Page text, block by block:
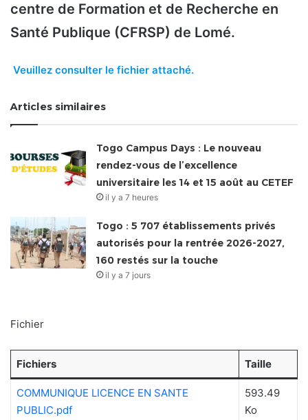
centre de Formation et de Recherche en
Santé Publique (CFRSP) de Lomé.
Veuillez consulter le fichier attaché.
Articles similaires
Togo Campus Days : Le nouveau
rendez-vous de l’excellence
universitaire les 14 et 15 août au CETEF
il y a 7 heures
Togo : 5 707 établissements privés
autorisés pour la rentrée 2026-2027,
160 restés sur la touche
il y a 7 jours
Fichier
Fichiers Taille
COMMUNIQUE LICENCE EN SANTE
PUBLIC.pdf
593.49
Ko